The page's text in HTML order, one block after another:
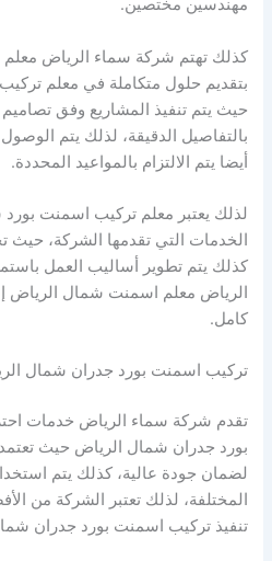
مهندسين مختصين.
كذلك تهتم شركة سماء الرياض
بتقديم حلول متكاملة في معلم
حيث يتم تنفيذ المشاريع وفق تصاميم
بالتفاصيل الدقيقة، لذلك يتم
أيضا يتم الالتزام بالمواعيد المحددة.
لذلك يعتبر معلم تركيب اسمنت
الخدمات التي تقدمها الشركة، حيث
كذلك يتم تطوير أساليب العمل
الرياض معلم اسمنت شمال الرياض
كامل.
تركيب اسمنت بورد جدران شمال
تقدم شركة سماء الرياض خدمات
بورد جدران شمال الرياض حيث
لضمان جودة عالية، كذلك يتم
المختلفة، لذلك تعتبر الشركة من
تنفيذ تركيب اسمنت بورد جدران